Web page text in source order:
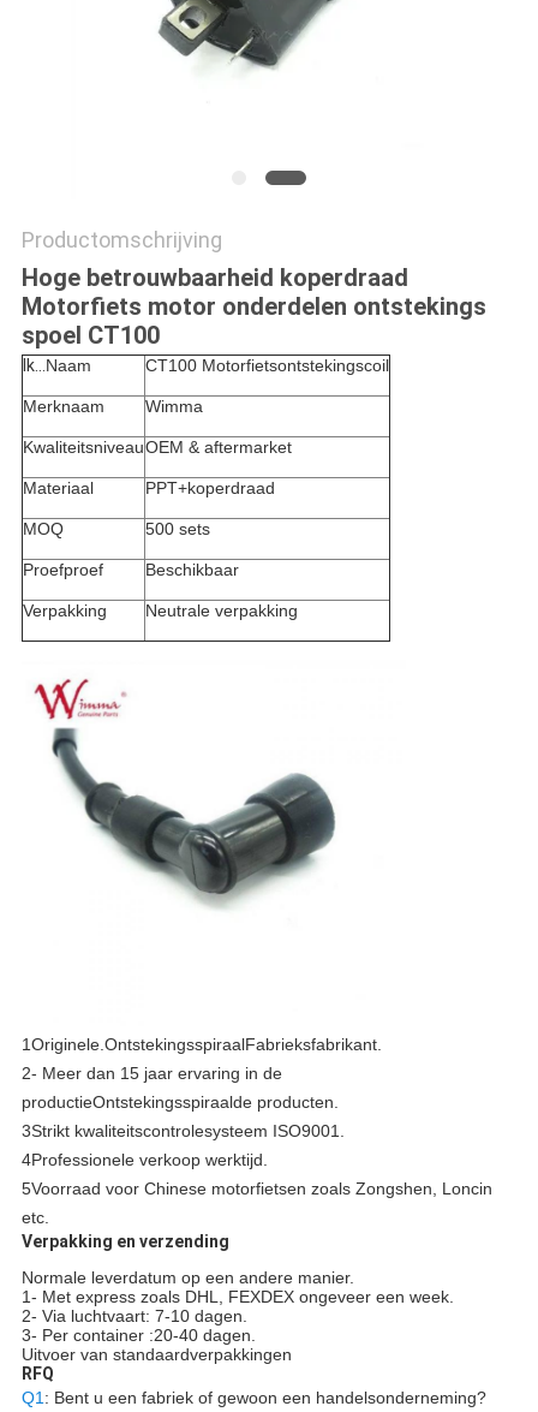
Productomschrijving
Hoge betrouwbaarheid koperdraad
Motorfiets motor onderdelen ontstekings
spoel CT100
Ik...Naam CT100 Motorfietsontstekingscoil
Merknaam Wimma
KwaliteitsniveauOEM & aftermarket
Materiaal PPT+koperdraad
MOQ 500 sets
Proefproef Beschikbaar
Verpakking Neutrale verpakking
1Originele.OntstekingsspiraalFabrieksfabrikant.
2- Meer dan 15 jaar ervaring in de
productieOntstekingsspiraalde producten.
3Strikt kwaliteitscontrolesysteem ISO9001.
4Professionele verkoop werktijd.
5Voorraad voor Chinese motorfietsen zoals Zongshen, Loncin
etc.
Verpakking en verzending
Normale leverdatum op een andere manier.
1- Met express zoals DHL, FEXDEX ongeveer een week.
2- Via luchtvaart: 7-10 dagen.
3- Per container :20-40 dagen.
Uitvoer van standaardverpakkingen
RFQ
Q1: Bent u een fabriek of gewoon een handelsonderneming?